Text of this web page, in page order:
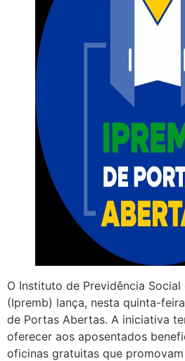
O Instituto de Previdência
(Ipremb) lança, nesta quinta-
de Portas Abertas. A iniciativa
oferecer aos aposentados
oficinas gratuitas que